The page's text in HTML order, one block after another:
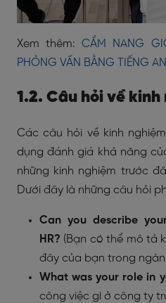
Xem thêm:CẨM NANG
PHỎNG VẤN BẰNG TIẾNG
1.2. Câu hỏi về
Các câu hỏi về kinh
dụng đánh giá khả năng
những kinh nghiệm trước
Dưới đây là những câu hỏi
Can you describe
HR? (Bạn có thể mô tả
đây của bạn trong
What was your role in
công việc gì ở công ty